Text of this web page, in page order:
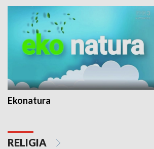
Ekonatura
RELIGIA